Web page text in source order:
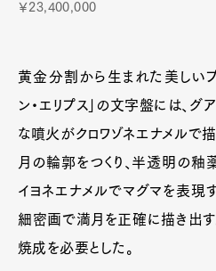
￥23,400,000
黄金分割から生まれた美しい
ン・エリプス」の文字盤には、
な噴火がクロワゾネエナメルで
月の輪郭をつくり、半透明の
イヨネエナメルでマグマを表現
細密画で満月を正確に描き出
焼成を必要とした。